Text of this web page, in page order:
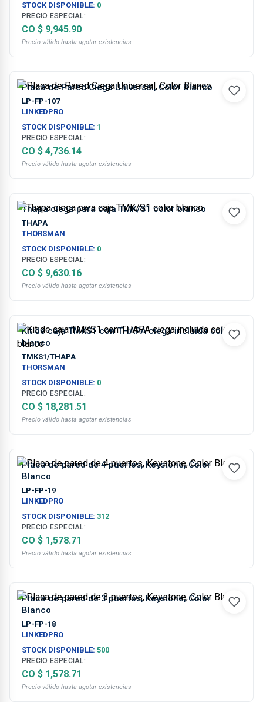
STOCK DISPONIBLE: 0
PRECIO ESPECIAL:
CO $ 9,945.90
Precio válido hasta agotar existencias
Placa de Pared Ciega Universal, Color Blanco
LP-FP-107
LINKEDPRO
STOCK DISPONIBLE: 1
PRECIO ESPECIAL:
CO $ 4,736.14
Precio válido hasta agotar existencias
Thapa ciega para caja TMK/S1 color blanco
THAPA
THORSMAN
STOCK DISPONIBLE: 0
PRECIO ESPECIAL:
CO $ 9,630.16
Precio válido hasta agotar existencias
Kit de caja TMKS1 con THAPA ciega incluida color
blanco
TMKS1/THAPA
THORSMAN
STOCK DISPONIBLE: 0
PRECIO ESPECIAL:
CO $ 18,281.51
Precio válido hasta agotar existencias
Placa de pared de 4 puertos, Keystone, Color
Blanco
LP-FP-19
LINKEDPRO
STOCK DISPONIBLE: 312
PRECIO ESPECIAL:
CO $ 4,262.53
Precio válido hasta agotar existencias
Placa de pared de 3 puertos, Keystone, Color
Blanco
LP-FP-18
LINKEDPRO
STOCK DISPONIBLE: 500
PRECIO ESPECIAL:
CO $ 4,262.53
Precio válido hasta agotar existencias